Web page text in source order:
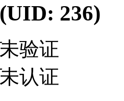
(UID: 236)
未验证
未认证